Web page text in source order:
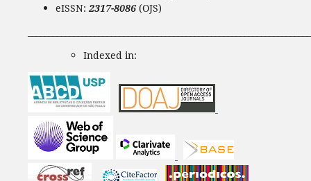
eISSN: 2317-8086 (OJS)
Indexed in: